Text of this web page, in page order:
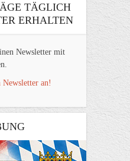
TÄGLICH
ERHALTEN
Newsletter mit
an!